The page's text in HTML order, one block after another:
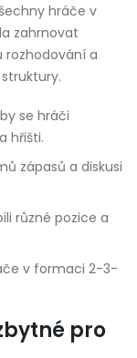
hráče v
zahrnovat
rozhodování a
se hráči
hřišti.
zápasů a diskusi
různé pozice a
pro